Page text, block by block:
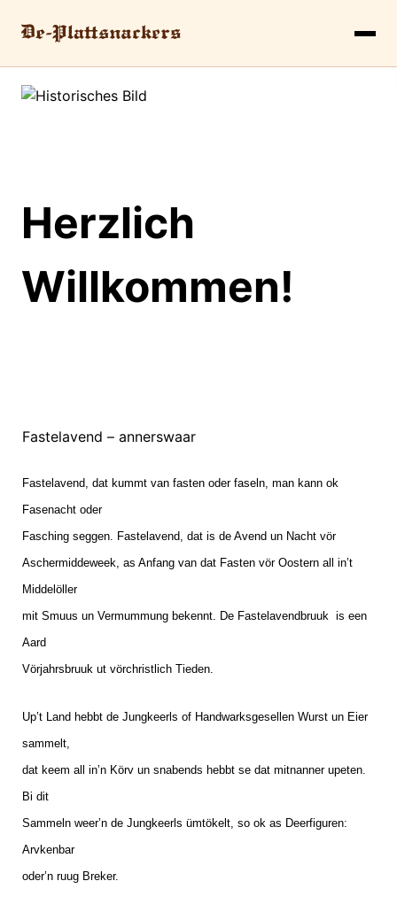
Herzlich
Willkommen!
Fastelavend – annerswaar
Fastelavend, dat kummt van fasten oder faseln, man kann ok
Fasenacht oder
Fasching seggen. Fastelavend, dat is de Avend un Nacht vör
Aschermiddeweek, as Anfang van dat Fasten vör Oostern all in’t
Middelöller
mit Smuus un Vermummung bekennt. De Fastelavendbruuk is een
Aard
Vörjahrsbruuk ut vörchristlich Tieden.
Up’t Land hebbt de Jungkeerls of Handwarksgesellen Wurst un Eier
sammelt,
dat keem all in’n Körv un snabends hebbt se dat mitnanner upeten.
Bi dit
Sammeln weer’n de Jungkeerls ümtökelt, so ok as Deerfiguren:
Arvkenbar
oder’n ruug Breker.